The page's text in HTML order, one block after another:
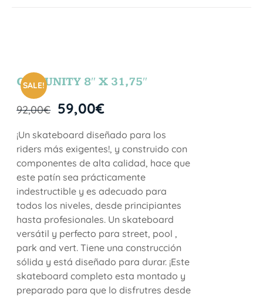
SALE!
COMUNITY 8″ X 31,75″
92,00€ 59,00€
¡Un skateboard diseñado para los
riders más exigentes!, y construido con
componentes de alta calidad, hace que
este patín sea prácticamente
indestructible y es adecuado para
todos los niveles, desde principiantes
hasta profesionales. Un skateboard
versátil y perfecto para street, pool ,
park and vert. Tiene una construcción
sólida y está diseñado para durar. ¡Este
skateboard completo esta montado y
preparado para que lo disfrutres desde